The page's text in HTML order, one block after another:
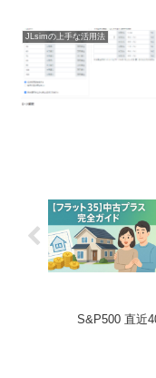
JLsimの上手な活用法
S&P500 直近